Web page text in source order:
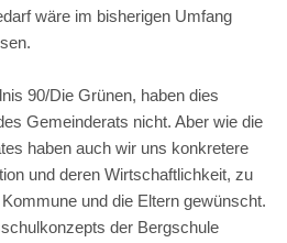
wäre im bisherigen Umfang
90/Die Grünen, haben dies
Gemeinderats nicht. Aber wie die
haben auch wir uns konkretere
und deren Wirtschaftlichkeit, zu
und die Eltern gewünscht.
der Bergschule